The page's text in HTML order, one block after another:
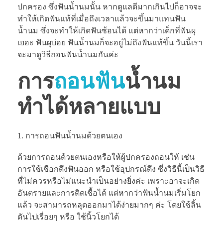
ปกครอง ซึ่งฟันน้ำนมนั้น หากดูแลดีมากเกินไปก็อาจจะ
ทำให้เกิดฟันแท้ที่เมื่อถึงเวลาแล้วจะขึ้นมาแทนฟัน
น้ำนม ซึ่งจะทำให้เกิดฟันซ้อนได้ แต่หากว่าเด็กที่ฟันผุ
เยอะ ฟันผุบ่อย ฟันน้ำนมก็จะอยู่ไม่ถึงฟันแท้ขึ้น วันนี้เรา
จะมาดูวิธีถอนฟันน้ำนมกันค่ะ
การถอนฟันน้ำนม
ทำได้หลายแบบ
การถอนฟันน้ำนมด้วยตนเอง
ด้วยการถอนด้วยตนเองหรือให้ผู้ปกครองถอนให้ เช่น
การใช้เชือกดึงฟันออก หรือใช้อุปกรณ์ดึง ซึ่งวิธีนี้เป็นวิธี
ที่ไม่ควรหรือไม่แนะนำเป็นอย่างยิ่งค่ะ เพราะอาจะเกิด
อันตรายและการติดเชื้อได้ แต่หากว่าฟันน้ำนมเริ่มโยก
แล้ว จะสามารถหลุดออกมาได้ง่ายมากๆ ค่ะ โดยใช้ลิ้น
ดันไปเรื่อยๆ หรือ ใช้นิ้วโยกได้